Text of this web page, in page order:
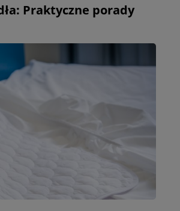
Praktyczne porady